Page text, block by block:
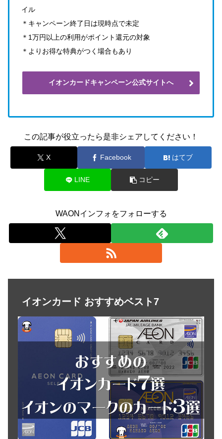
イル
＊キャンペーン終了日は現時点で未定
＊1万円以上の利用がポイント還元の対象
＊よりお得な特典がつく場合もあり
イオンカードキャンペーン公式サイトへ
この記事が役立ったら是非シェアしてください！
X Facebook はてブ
LINE コピー
WAONインフォをフォローする
イオンカード おすすめベスト7